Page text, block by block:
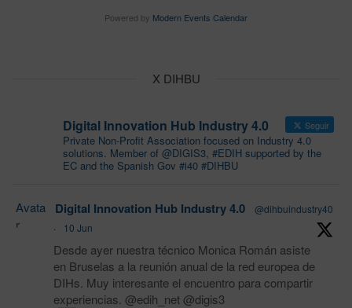
Powered by Modern Events Calendar
X DIHBU
Digital Innovation Hub Industry 4.0 Seguir
Private Non-Profit Association focused on Industry 4.0
solutions. Member of @DIGIS3, #EDIH supported by the
EC and the Spanish Gov #i40 #DIHBU
Avata
r
Digital Innovation Hub Industry 4.0
@dihbuindustry40
·
10 Jun
Desde ayer nuestra técnico Monica Román asiste
en Bruselas a la reunión anual de la red europea de
DIHs. Muy interesante el encuentro para compartir
experiencias. @edih_net @digis3